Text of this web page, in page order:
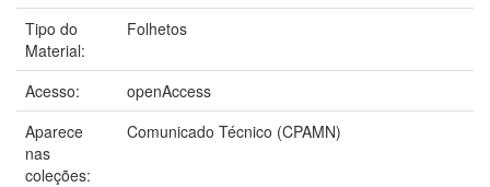
Tipo do
Material:
Folhetos
Acesso:
openAccess
Aparece
nas
coleções:
Comunicado Técnico (CPAMN)